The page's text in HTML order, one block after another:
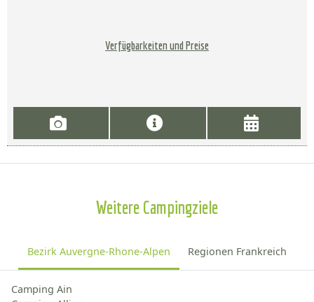
Verfügbarkeiten und Preise
Weitere Campingziele
Bezirk Auvergne-Rhone-Alpen Regionen Frankreich
Camping Ain